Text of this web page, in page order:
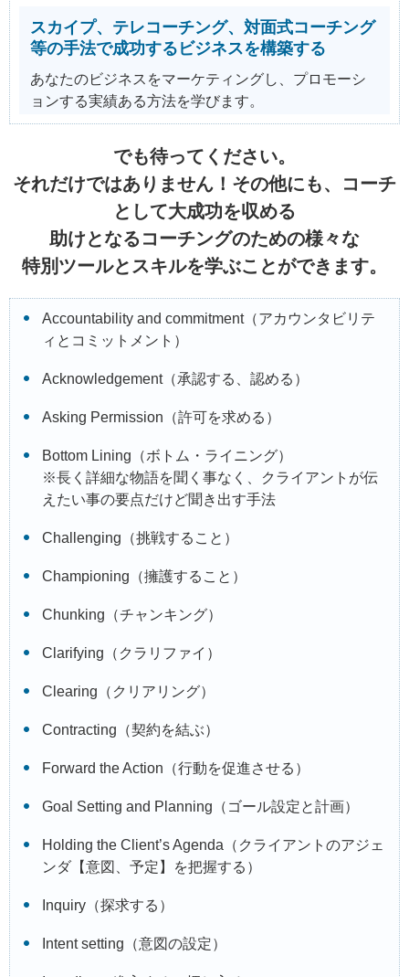
スカイプ、テレコーチング、対面式コーチング
等の手法で成功するビジネスを構築する
あなたのビジネスをマーケティングし、プロモーシ
ョンする実績ある方法を学びます。
でも待ってください。
それだけではありません！その他にも、コーチ
として大成功を収める
助けとなるコーチングのための様々な
特別ツールとスキルを学ぶことができます。
Accountability and commitment（アカウンタビリテ
ィとコミットメント）
Acknowledgement（承認する、認める）
Asking Permission（許可を求める）
Bottom Lining（ボトム・ライニング）
※長く詳細な物語を聞く事なく、クライアントが伝
えたい事の要点だけど聞き出す手法
Challenging（挑戦すること）
Championing（擁護すること）
Chunking（チャンキング）
Clarifying（クラリファイ）
Clearing（クリアリング）
Contracting（契約を結ぶ）
Forward the Action（行動を促進させる）
Goal Setting and Planning（ゴール設定と計画）
Holding the Client’s Agenda（クライアントのアジェ
ンダ【意図、予定】を把握する）
Inquiry（探求する）
Intent setting（意図の設定）